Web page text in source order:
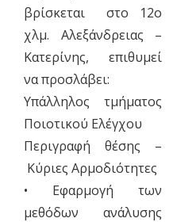
βρίσκεται στο 12ο
χλμ. Αλεξάνδρειας –
Κατερίνης, επιθυμεί
να προσλάβει:
Υπάλληλος τμήματος
Ποιοτικού Ελέγχου
Περιγραφή θέσης –
Κύριες Αρμοδιότητες
• Εφαρμογή των
μεθόδων ανάλυσης